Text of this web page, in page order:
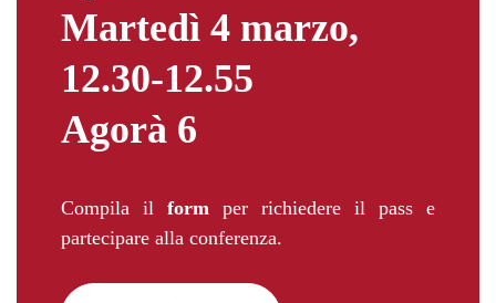
Martedì 4 marzo,
12.30-12.55
Agorà 6
Compila il form per richiedere il pass e
partecipare alla conferenza.